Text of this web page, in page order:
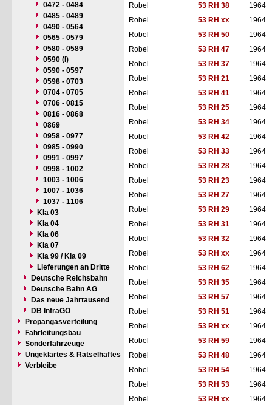
0472 - 0484
0485 - 0489
0490 - 0564
0565 - 0579
0580 - 0589
0590 (I)
0590 - 0597
0598 - 0703
0704 - 0705
0706 - 0815
0816 - 0868
0869
0958 - 0977
0985 - 0990
0991 - 0997
0998 - 1002
1003 - 1006
1007 - 1036
1037 - 1106
Kla 03
Kla 04
Kla 06
Kla 07
Kla 99 / Kla 09
Lieferungen an Dritte
Deutsche Reichsbahn
Deutsche Bahn AG
Das neue Jahrtausend
DB InfraGO
Propangasverteilung
Fahrleitungsbau
Sonderfahrzeuge
Ungeklärtes & Rätselhaftes
Verbleibe
Robel
53 RH 38
1964
Robel
53 RH xx
1964
Robel
53 RH 50
1964
Robel
53 RH 47
1964
Robel
53 RH 37
1964
Robel
53 RH 21
1964
Robel
53 RH 41
1964
Robel
53 RH 25
1964
Robel
53 RH 34
1964
Robel
53 RH 42
1964
Robel
53 RH 33
1964
Robel
53 RH 28
1964
Robel
53 RH 23
1964
Robel
53 RH 27
1964
Robel
53 RH 29
1964
Robel
53 RH 31
1964
Robel
53 RH 32
1964
Robel
53 RH xx
1964
Robel
53 RH 62
1964
Robel
53 RH 35
1964
Robel
53 RH 57
1964
Robel
53 RH 51
1964
Robel
53 RH xx
1964
Robel
53 RH 59
1964
Robel
53 RH 48
1964
Robel
53 RH 54
1964
Robel
53 RH 53
1964
Robel
53 RH xx
1964